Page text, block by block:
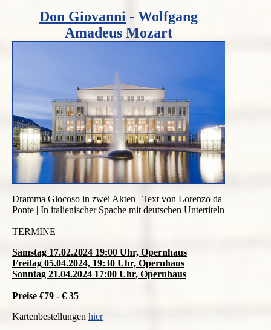
Asisi
Leipzig
Don Giovanni - Wolfgang
Amadeus Mozart
Dramma Giocoso in zwei Akten | Text von Lorenzo da
Ponte | In italienischer Spache mit deutschen Untertiteln
TERMINE
Samstag 17.02.2024 19:00 Uhr, Opernhaus
Freitag 05.04.2024, 19:30 Uhr, Opernhaus
Sonntag 21.04.2024 17:00 Uhr, Opernhaus
Preise €79 - € 35
Kartenbestellungen hier